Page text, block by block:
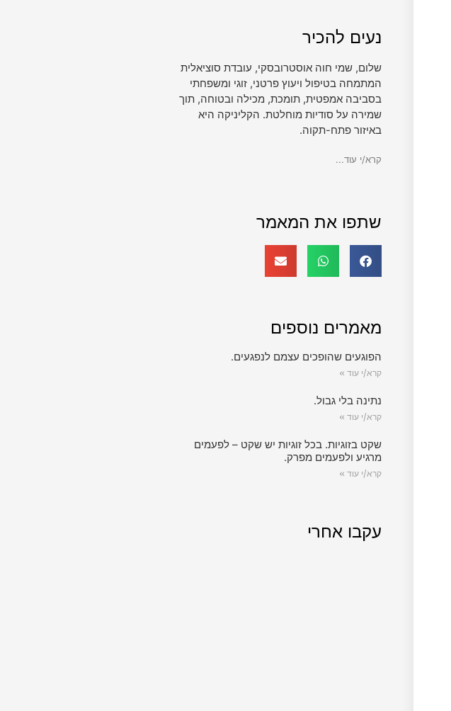
נעים להכיר
שלום, שמי חוה אוסטרובסקי, עובדת סוציאלית
המתמחה בטיפול ויעוץ פרטני, זוגי ומשפחתי
בסביבה אמפטית, תומכת, מכילה ובטוחה, תוך
שמירה על סודיות מוחלטת. הקליניקה היא
באיזור פתח-תקוה.
קרא/י עוד...
שתפו את המאמר
מאמרים נוספים
הפוגעים שהופכים עצמם לנפגעים.
קרא/י עוד »
נתינה בלי גבול.
קרא/י עוד »
שקט בזוגיות. בכל זוגיות יש שקט – לפעמים
מרגיע ולפעמים מפרק.
קרא/י עוד »
עקבו אחרי